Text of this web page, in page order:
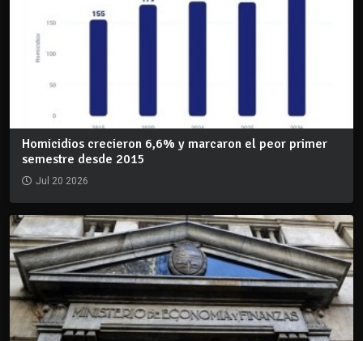
Homicidios crecieron 6,6% y marcaron el peor primer
semestre desde 2015
Jul 20 2026